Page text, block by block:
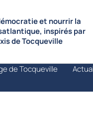
et nourrir la
inspirés par
de Tocqueville
de Tocqueville